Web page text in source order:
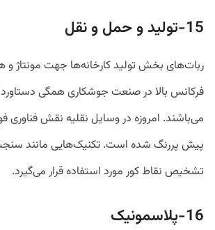
15-تولید و حمل و نقل
ربات‌های بخش تولید کارخانه‌ها جهت مونتاژ و
فرکانس بالا در صنعت جوشکاری همگی
می‌باشند. امروزه در وسایل نقلیه نقش فناوری
پیش پررنگ شده است. تکنیک‌هایی مانند
تشخیص نقاط کور مورد استفاده قرار می‌گیرد.
16-پلاسمونیک